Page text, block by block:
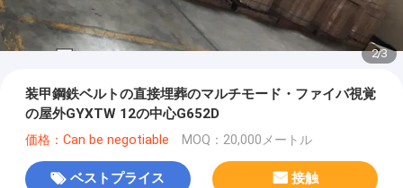
2/3
装甲鋼鉄ベルトの直接埋葬のマルチモード・ファイバ視覚
の屋外GYXTW 12の中心G652D
価格：Can be negotiable MOQ：20,000メートル
ベストプライス 接触